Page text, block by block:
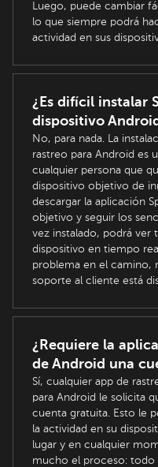
Luego, puede cambiar
lo que siempre podrá
actividad en sus
¿Es difícil instalar
dispositivo
No, para nada. La
rastreo para Android es
cualquier persona que
dispositivo objetivo de
descargar la aplicación
objetivo y seguir los
vez instalado, podrá ver
dispositivo en tiempo
problema en el camino,
soporte al cliente está
¿Requiere la
de Android una
Sí, cualquier app de
para Android le solicita
cuenta gratuita. Esto le
la actividad en su
lugar y en cualquier
mucho el proceso: todo